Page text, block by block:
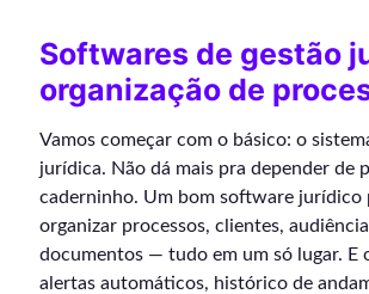
Softwares de gestão
organização de
Vamos começar com o básico: o
jurídica. Não dá mais pra depender de
caderninho. Um bom software jurídico
organizar processos, clientes,
documentos — tudo em um só lugar. E
alertas automáticos, histórico de